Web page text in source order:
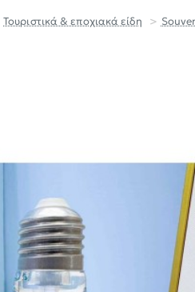
Τουριστικά & εποχιακά είδη